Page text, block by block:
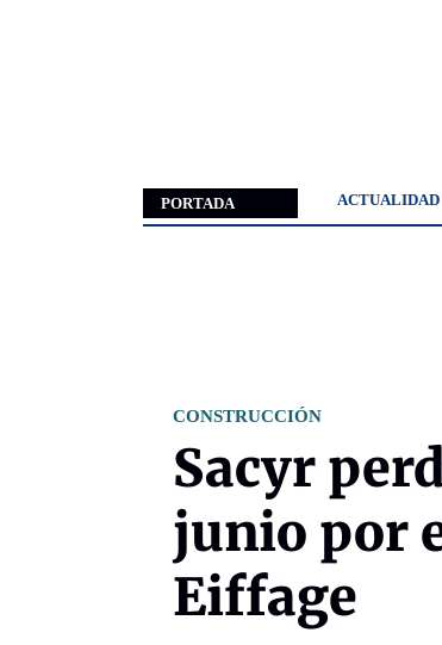
PORTADA ACTUALIDAD
CONSTRUCCIÓN
Sacyr
junio por
Eiffage